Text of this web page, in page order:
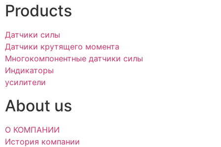
Products
Датчики силы
Датчики крутящего момента
Многокомпонентные датчики силы
Индикаторы
усилители
About us
О КОМПАНИИ
История компании